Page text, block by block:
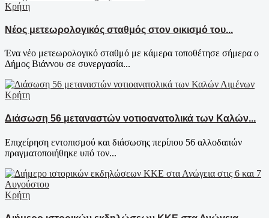
Κρήτη
Νέος μετεωρολογικός σταθμός στον οικισμό του...
Ένα νέο μετεωρολογικό σταθμό με κάμερα τοποθέτησε σήμερα ο
Δήμος Βιάννου σε συνεργασία...
Κρήτη
Διάσωση 56 μεταναστών νοτιοανατολικά των Καλών...
Επιχείρηση εντοπισμού και διάσωσης περίπου 56 αλλοδαπών
πραγματοποιήθηκε υπό τον...
Κρήτη